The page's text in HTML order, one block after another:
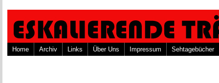
Home Archiv Links Über Uns Impressum Sehtagebücher